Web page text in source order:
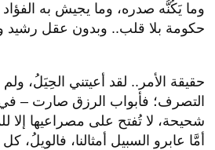
وما يَكُنُّه صدره، وما يجيش به
حكومة بلا قلب.. وبدون عقل رشيد
حقيقة الأمر.. لقد أعيتني الحِيَلُ،
التصرف؛ فأبواب الرزق صارت –
شحيحة، لا تُفتح على مصراعيها إلا
أمَّا عابرو السبيل أمثالنا، فالويلُ،